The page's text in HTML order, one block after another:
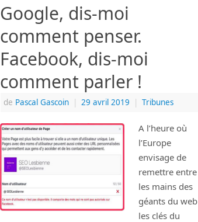
Google, dis-moi
comment penser.
Facebook, dis-moi
comment parler !
de Pascal Gascoin | 29 avril 2019 | Tribunes
A l’heure où
l’Europe
envisage de
remettre entre
les mains des
géants du web
les clés du